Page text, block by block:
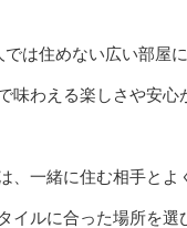
では住めない広い部屋
味わえる楽しさや安心
、一緒に住む相手とよ
イルに合った場所を選